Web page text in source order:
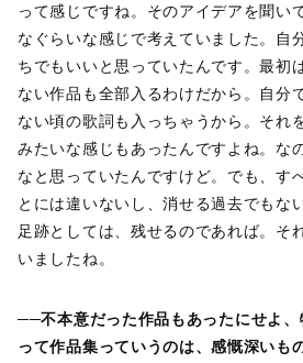
って感じですね。そのアイデアを聞い
なぐらいな感じで考えていました。自
ちでもいいと思っていたんです。最初
ない作品も全部入るわけだから。自分
ない頃の歌詞も入っちゃうから。それ
みたいな感じもあったんですよね。な
なと思っていたんですけど。でも、す
とには違いないし、消せる過去でもな
足跡としては、残せるのであれば。そ
いましたね。
──不本意だった作品もあったにせよ
って作品集っていうのは、感慨深いも